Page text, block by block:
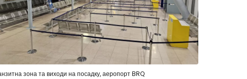
зона та виходи на посадку, аеропорт BRQ